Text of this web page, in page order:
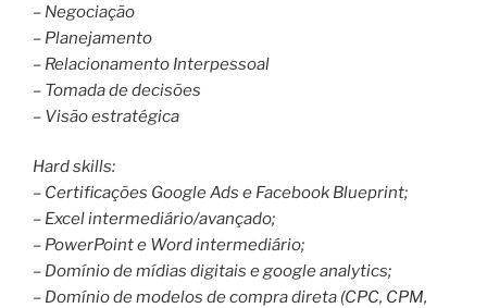
– Negociação
– Planejamento
– Relacionamento Interpessoal
– Tomada de decisões
– Visão estratégica
Hard skills:
– Certificações Google Ads e Facebook Blueprint;
– Excel intermediário/avançado;
– PowerPoint e Word intermediário;
– Domínio de mídias digitais e google analytics;
– Domínio de modelos de compra direta (CPC, CPM,